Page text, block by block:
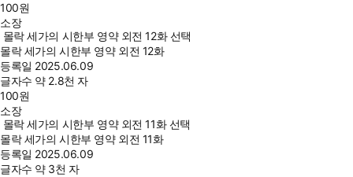
100원
소장
몰락 세가의 시한부 영약 외전 12화 선택
몰락 세가의 시한부 영약 외전 12화
등록일 2025.06.09
글자수 약 2.8천 자
100원
소장
몰락 세가의 시한부 영약 외전 11화 선택
몰락 세가의 시한부 영약 외전 11화
등록일 2025.06.09
글자수 약 3천 자